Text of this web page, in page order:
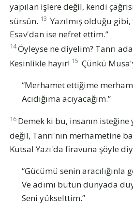
yapılan işlere değil, kendi
sürsün. 13 Yazılmış olduğu
Esav'dan ise nefret ettim.”
14Öyleyse ne diyelim? Tanrı
Kesinlikle hayır! 15 Çünkü
“Merhamet ettiğime
Acıdığıma acıyacağım.”
16 Demek ki bu, insanın isteğine
değil, Tanrı'nın merhametine
Kutsal Yazı'da firavuna şöyle
“Gücümü senin aracılığınla
Ve adımı bütün dünyada
Seni yükselttim.”